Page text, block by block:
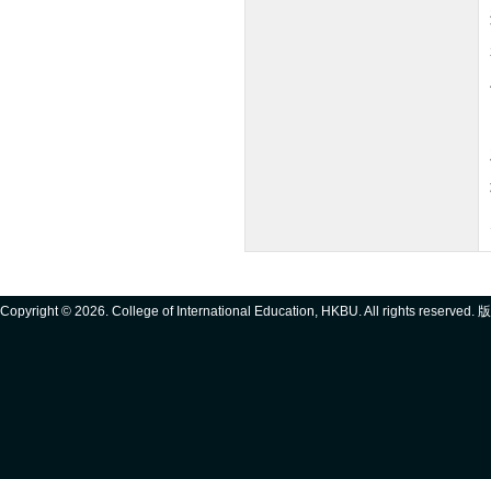
Copyright © 2026. College of International Education, HKBU. All rights reserved.